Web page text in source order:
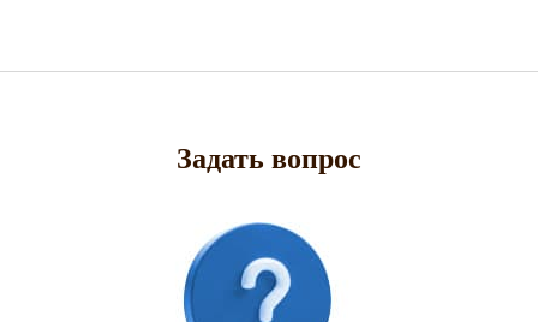
Задать вопрос